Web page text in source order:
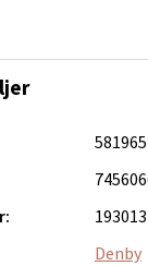
i slitesterkt
581965
Denby
Thon Senter
1, 5239 Bergen